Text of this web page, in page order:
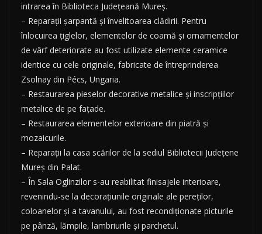
intrarea în Biblioteca Județeană Mureș.
– Reparații șarpantă și învelitoarea clădirii. Pentru
înlocuirea țiglelor, elementelor de coamă și ornamentelor
de vârf deteriorate au fost utilizate elemente ceramice
identice cu cele originale, fabricate de întreprinderea
Zsolnay din Pécs, Ungaria.
– Restaurarea pieselor decorative metalice și inscripțiilor
metalice de pe fațade.
– Restaurarea elementelor exterioare din piatră și
mozaicurile.
– Reparații la casa scărilor de la sediul Bibliotecii Judeţene
Mureș din Palat.
– În Sala Oglinzilor s-au reabilitat finisajele interioare,
revenindu-se la decorațiunile originale ale pereților,
coloanelor și a tavanului, au fost recondiționate picturile
pe pânză, lămpile, lambriurile și parchetul.